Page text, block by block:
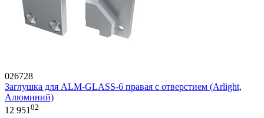
026728
Заглушка для ALM-GLASS-6 правая с отверстием (Arlight,
Алюминий)
12 951 02